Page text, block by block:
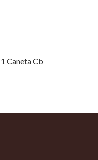
Caneta Cb